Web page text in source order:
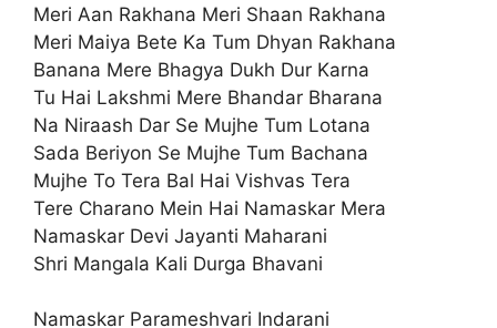
Meri Aan Rakhana Meri Shaan Rakhana
Meri Maiya Bete Ka Tum Dhyan Rakhana
Banana Mere Bhagya Dukh Dur Karna
Tu Hai Lakshmi Mere Bhandar Bharana
Na Niraash Dar Se Mujhe Tum Lotana
Sada Beriyon Se Mujhe Tum Bachana
Mujhe To Tera Bal Hai Vishvas Tera
Tere Charano Mein Hai Namaskar Mera
Namaskar Devi Jayanti Maharani
Shri Mangala Kali Durga Bhavani
Namaskar Parameshvari Indarani